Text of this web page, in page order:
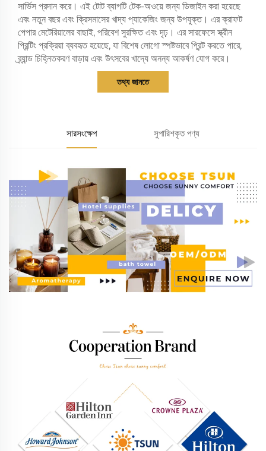
সার্ভিস প্রদান করে। এই টোট ব্যাগটি টেক-অওয়ে জন্য ডিজাইন করা হয়েছে
এবং নতুন বছর এবং ক্রিসমাসের খাদ্য প্যাকেজিং জন্য উপযুক্ত। এর ক্রাফট
পেপার মেটেরিয়ালের বাছাই, পরিবেশ সুরক্ষিত এবং দৃঢ়। এর সারফেসে স্ক্রীন
প্রিন্টিং প্রক্রিয়া ব্যবহৃত হয়েছে, যা বিশেষ লোগো স্পষ্টভাবে প্রিন্ট করতে পারে,
ব্র্যান্ড চিহ্নিতকরণ বাড়ায় এবং উৎসবের খাদ্যে অনন্য আকর্ষণ যোগ করে।
তথ্য জানতে
সারসংক্ষেপ সুপারিশকৃত পণ্য